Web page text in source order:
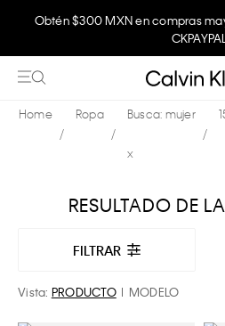
Obtén $300 MXN en compras
CKPAYPAL
Ropa Busca: mujer
x
RESULTADO DE
FILTRAR
Vista: PRODUCTO MODELO